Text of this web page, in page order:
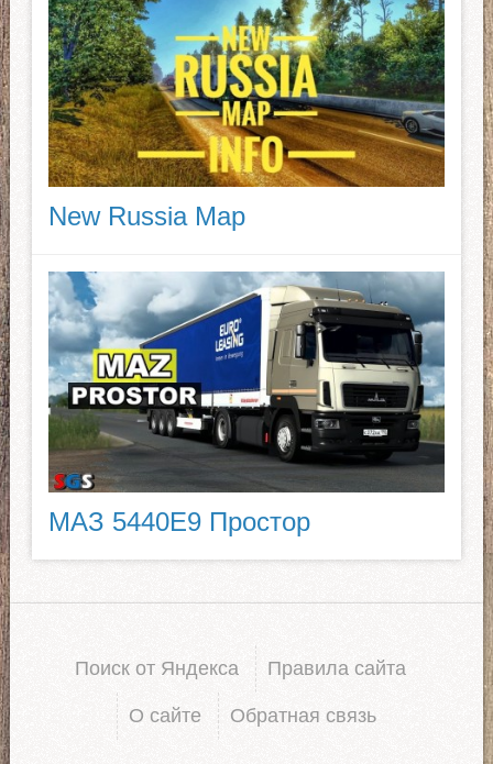
New Russia Map
МАЗ 5440E9 Простор
Поиск от Яндекса Правила сайта
О сайте Обратная связь